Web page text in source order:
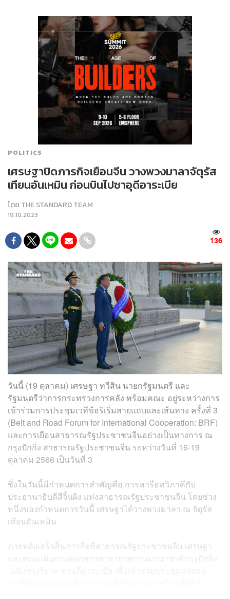
POLITICS
เศรษฐาปิดภารกิจเยือนจีน วางพวงมาลาจัตุรัส
เทียนอันเหมิน ก่อนบินไปซาอุดีอาระเบีย
โดย THE STANDARD TEAM
19.10.2023
136
วันนี้ (19 ตุลาคม) เศรษฐา ทวีสิน นายกรัฐมนตรี และ
รัฐมนตรีว่าการกระทรวงการคลัง พร้อมคณะ อยู่ระหว่างการ
เข้าร่วมการประชุมเวทีข้อริเริ่มสายแถบและเส้นทาง ครั้งที่ 3
(Belt and Road Forum for International Cooperation: BRF)
และการเยือนสาธารณรัฐประชาชนจีนอย่างเป็นทางการ ณ
กรุงปักกิ่ง สาธารณรัฐประชาชนจีน ระหว่างวันที่ 16-19
ตุลาคม 2566 เป็นวันที่ 3
ซึ่งในวันนี้มีกำหนดการสำคัญคือ การหารือทวิภาคีกับ
ประธานาธิบดีสีจิ้นผิง แห่งสาธารณรัฐประชาชนจีนโดยช่วง
หนึ่งของกำหนดการวันนี้ เศรษฐาได้วางพวงมาลา ณ จัตุรัส
เทียนอันเหมิน
ภายหลังเสร็จสิ้นภารกิจที่สาธารณรัฐประชาชนจีน เศรษฐา
และคณะเดินทางออกจากท่าอากาศยานนานาชาติกรุงปักกิ่ง